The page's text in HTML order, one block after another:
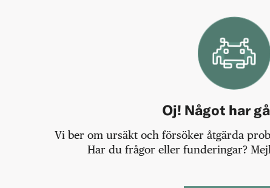
Oj! Något har
Vi ber om ursäkt och försöker åtgärda
Har du frågor eller funderingar?